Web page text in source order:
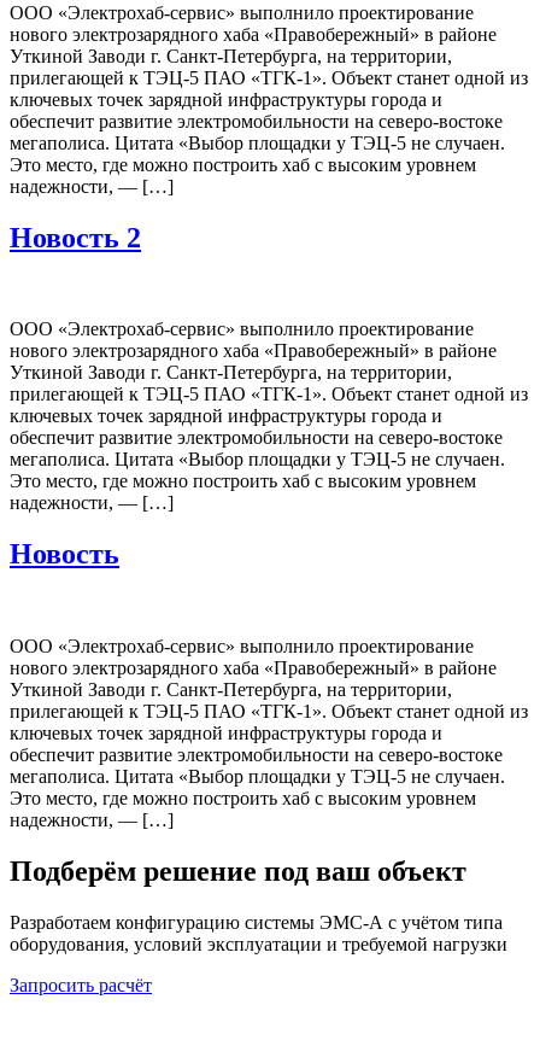
ООО «Электрохаб-сервис» выполнило проектирование
нового электрозарядного хаба «Правобережный» в районе
Уткиной Заводи г. Санкт-Петербурга, на территории,
прилегающей к ТЭЦ-5 ПАО «ТГК-1». Объект станет одной из
ключевых точек зарядной инфраструктуры города и
обеспечит развитие электромобильности на северо-востоке
мегаполиса. Цитата «Выбор площадки у ТЭЦ-5 не случаен.
Это место, где можно построить хаб с высоким уровнем
надежности, — […]
Новость 2
ООО «Электрохаб-сервис» выполнило проектирование
нового электрозарядного хаба «Правобережный» в районе
Уткиной Заводи г. Санкт-Петербурга, на территории,
прилегающей к ТЭЦ-5 ПАО «ТГК-1». Объект станет одной из
ключевых точек зарядной инфраструктуры города и
обеспечит развитие электромобильности на северо-востоке
мегаполиса. Цитата «Выбор площадки у ТЭЦ-5 не случаен.
Это место, где можно построить хаб с высоким уровнем
надежности, — […]
Новость
ООО «Электрохаб-сервис» выполнило проектирование
нового электрозарядного хаба «Правобережный» в районе
Уткиной Заводи г. Санкт-Петербурга, на территории,
прилегающей к ТЭЦ-5 ПАО «ТГК-1». Объект станет одной из
ключевых точек зарядной инфраструктуры города и
обеспечит развитие электромобильности на северо-востоке
мегаполиса. Цитата «Выбор площадки у ТЭЦ-5 не случаен.
Это место, где можно построить хаб с высоким уровнем
надежности, — […]
Подберём решение под ваш объект
Разработаем конфигурацию системы ЭМС-А с учётом типа
оборудования, условий эксплуатации и требуемой нагрузки
Запросить расчёт